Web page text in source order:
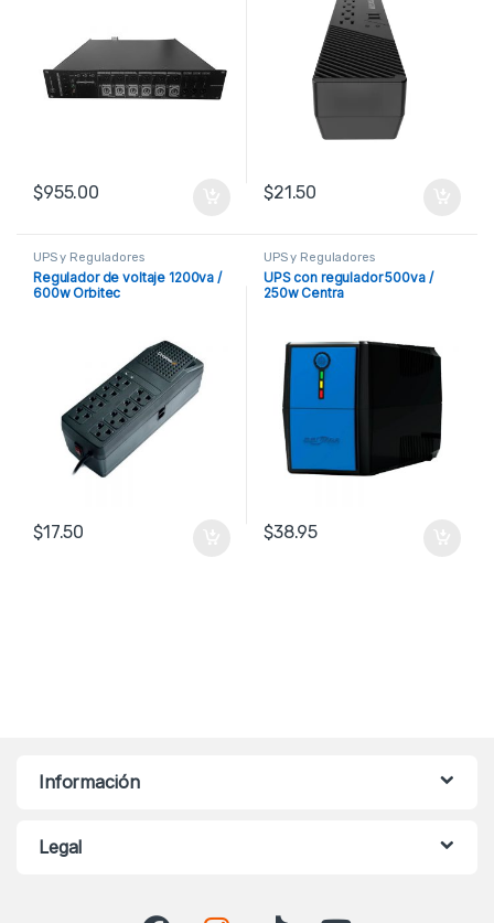
$955.00 $21.50
UPS y Reguladores
Regulador de voltaje 1200va /
600w Orbitec
$17.50
UPS y Reguladores
UPS con regulador 500va /
250w Centra
$38.95
Información
Legal